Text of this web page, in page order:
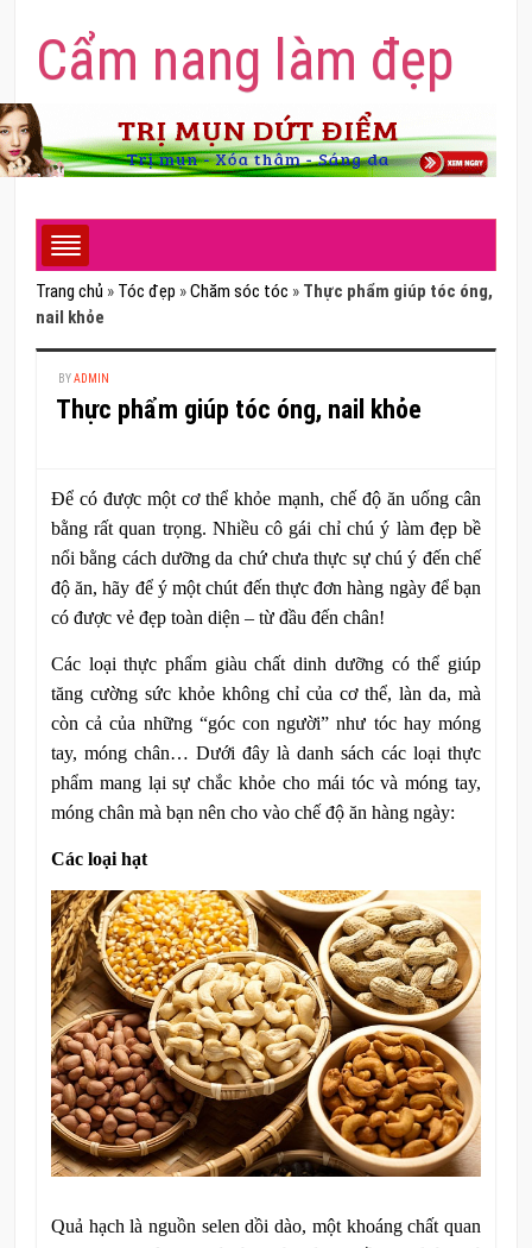
Cẩm nang làm đẹp
Trang chủ » Tóc đẹp »Chăm sóc tóc » Thực phẩm giúp tóc óng,
nail khỏe
BYADMIN
Thực phẩm giúp tóc óng, nail khỏe
Để có được một cơ thể khỏe mạnh, chế độ ăn uống cân
bằng rất quan trọng. Nhiều cô gái chỉ chú ý làm đẹp bề
nổi bằng cách dưỡng da chứ chưa thực sự chú ý đến chế
độ ăn, hãy để ý một chút đến thực đơn hàng ngày để bạn
có được vẻ đẹp toàn diện – từ đầu đến chân!
Các loại thực phẩm giàu chất dinh dưỡng có thể giúp
tăng cường sức khỏe không chỉ của cơ thể, làn da, mà
còn cả của những “góc con người” như tóc hay móng
tay, móng chân… Dưới đây là danh sách các loại thực
phẩm mang lại sự chắc khỏe cho mái tóc và móng tay,
móng chân mà bạn nên cho vào chế độ ăn hàng ngày:
Các loại hạt
Quả hạch là nguồn selen dồi dào, một khoáng chất quan